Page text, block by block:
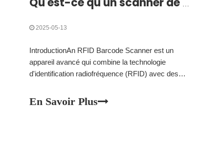
Qu'est-ce qu'un scanner de code-barres RFID?
2025-05-13
IntroductionAn RFID Barcode Scanner est un
appareil avancé qui combine la technologie
d'identification radiofréquence (RFID) avec des
barres. Cette intégration permet une capture et
En Savoir Plus